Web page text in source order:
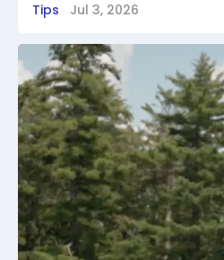
Tips Jul 3, 2026